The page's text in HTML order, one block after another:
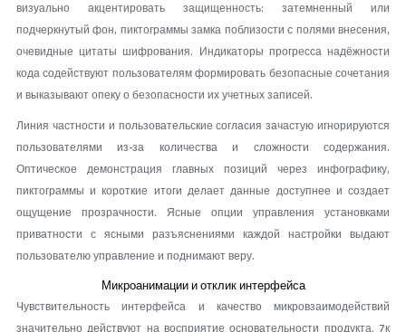
визуально акцентировать защищенность: затемненный или
подчеркнутый фон, пиктограммы замка поблизости с полями внесения,
очевидные цитаты шифрования. Индикаторы прогресса надёжности
кода содействуют пользователям формировать безопасные сочетания
и выказывают опеку о безопасности их учетных записей.
Линия частности и пользовательские согласия зачастую игнорируются
пользователями из-за количества и сложности содержания.
Оптическое демонстрация главных позиций через инфографику,
пиктограммы и короткие итоги делает данные доступнее и создает
ощущение прозрачности. Ясные опции управления установками
приватности с ясными разъяснениями каждой настройки выдают
пользователю управление и поднимают веру.
Микроанимации и отклик интерфейса
Чувствительность интерфейса и качество микровзаимодействий
значительно действуют на восприятие основательности продукта. 7к